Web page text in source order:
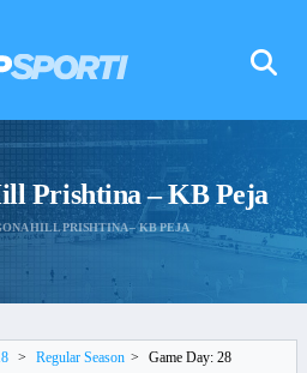
Prishtina – KB Peja
HILL PRISHTINA – KB PEJA
> Regular Season > Game Day: 28